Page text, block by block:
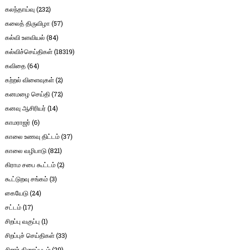
கலந்தாய்வு (232)
கலைத் திருவிழா (57)
கல்வி உளவியல் (84)
கல்விச்செய்திகள்(18319)
கவிதை(64)
கற்றல் விளைவுகள்(2)
கனமழை செய்தி(72)
கனவு ஆசிரியர் (14)
காமராஜர் (6)
காலை உணவு திட்டம்(37)
காலை வழிபாடு(821)
கிராம சபை கூட்டம்(2)
கூட்டுறவு சங்கம்(3)
கையேடு(24)
சட்டம்(17)
சிறப்பு வகுப்பு (1)
சிறப்புச் செய்திகள்(33)